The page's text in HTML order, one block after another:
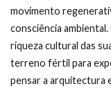
movimento
consciência
riqueza cultural das
terreno fértil para
pensar a arquitectura